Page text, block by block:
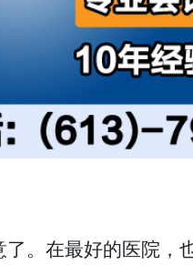
。在最好的医院，